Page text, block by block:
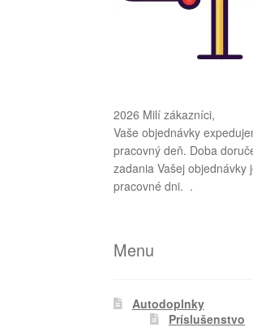
2026 Milí zákazníci,
Vaše objednávky
pracovný deň. Doba
zadania Vašej objednávky
pracovné dni. .
Menu
Autodoplnky
Príslušenstvo